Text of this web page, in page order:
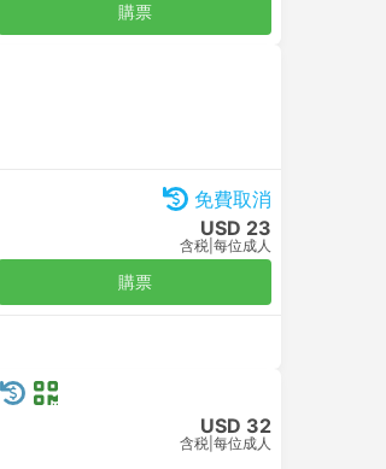
購票
免費取消
USD 23
含税 每位成人
購票
USD 32
含税 每位成人